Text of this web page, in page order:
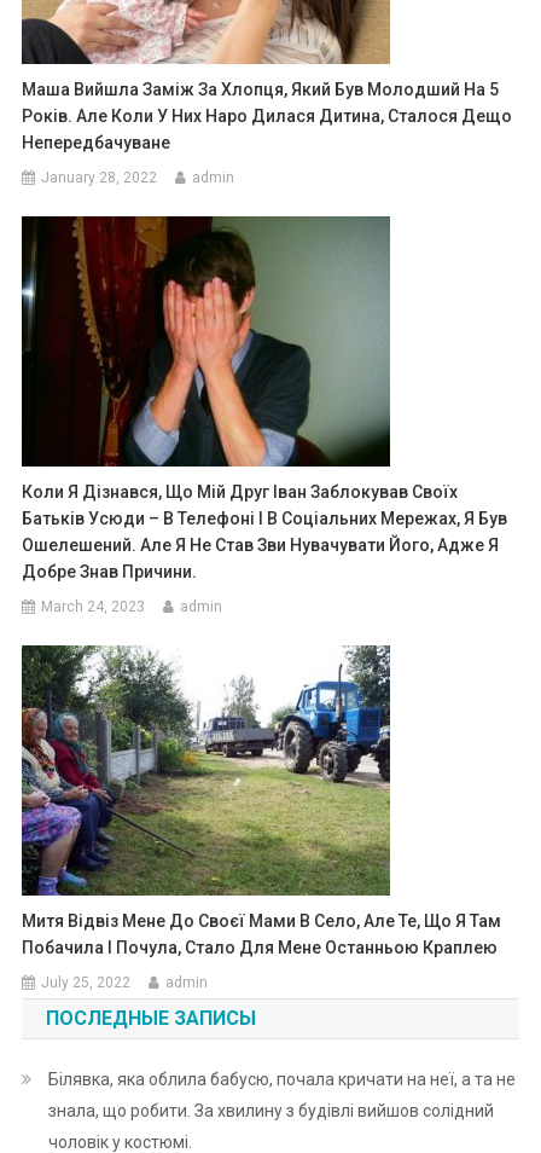
Маша Вийшла Заміж За Хлопця, Який Був Молодший На 5
Років. Але Коли У Них Наро Дилася Дитина, Сталося Дещо
Непередбачуване
January 28, 2022 admin
Коли Я Дізнався, Що Мій Друг Іван Заблокував Своїх
Батьків Усюди – В Телефоні І В Соціальних Мережах, Я Був
Ошелешений. Але Я Не Став Зви Нувачувати Його, Адже Я
Добре Знав Причини.
March 24, 2023 admin
Митя Відвіз Мене До Своєї Мами В Село, Але Те, Що Я Там
Побачила І Почула, Стало Для Мене Останньою Краплею
July 25, 2022 admin
ПОСЛЕДНЫЕ ЗАПИСЫ
Білявка, яка облила бабусю, почала кричати на неї, а та не
знала, що робити. За хвилину з будівлі вийшов солідний
чоловік у костюмі.